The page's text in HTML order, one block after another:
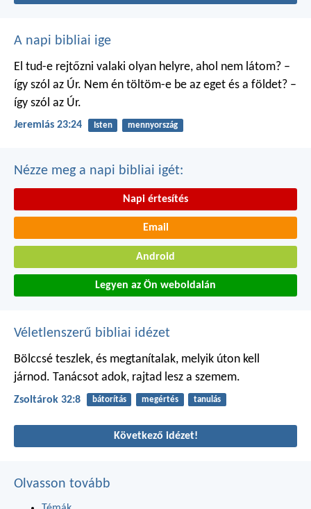
A napi bibliai ige
El tud-e rejtőzni valaki olyan helyre, ahol nem látom? –
így szól az Úr. Nem én töltöm-e be az eget és a földet? –
így szól az Úr.
Jeremiás 23:24 Isten mennyország
Nézze meg a napi bibliai igét:
Napi értesítés
Email
Android
Legyen az Ön weboldalán
Véletlenszerű bibliai idézet
Bölccsé teszlek, és megtanítalak, melyik úton kell
járnod. Tanácsot adok, rajtad lesz a szemem.
Zsoltárok 32:8 bátorítás megértés tanulás
Következő idézet!
Olvasson tovább